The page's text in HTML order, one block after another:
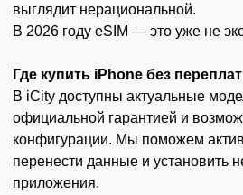
выглядит нерациональной.
В 2026 году eSIM — это уже не
Где купить iPhone без переплат
В iCity доступны актуальные
официальной гарантией и
конфигурации. Мы поможем
перенести данные и установить
приложения.